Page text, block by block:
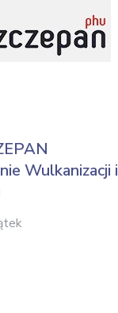
Wulkanizacji i